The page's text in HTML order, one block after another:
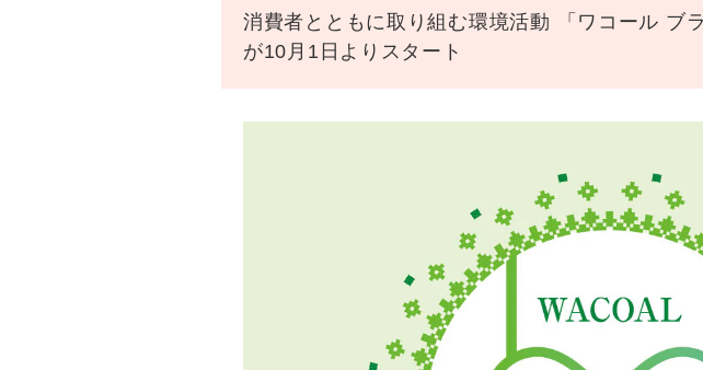
新着情報
ワコールウェブストア
メ
よ
消費者とともに取り組む環境活動 「ワコール ブ
が10月1日よりスタート